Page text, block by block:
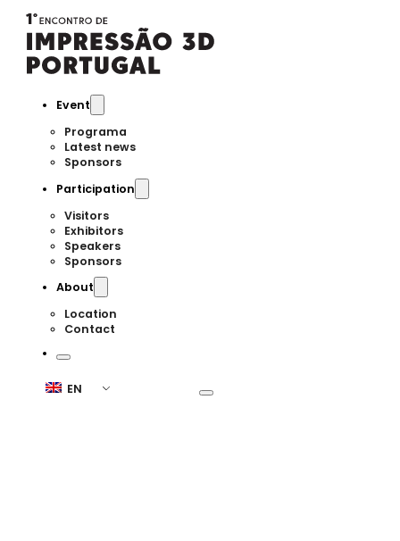
Event
Programa
Latest news
Sponsors
Participation
Visitors
Exhibitors
Speakers
Sponsors
About
Location
Contact
EN